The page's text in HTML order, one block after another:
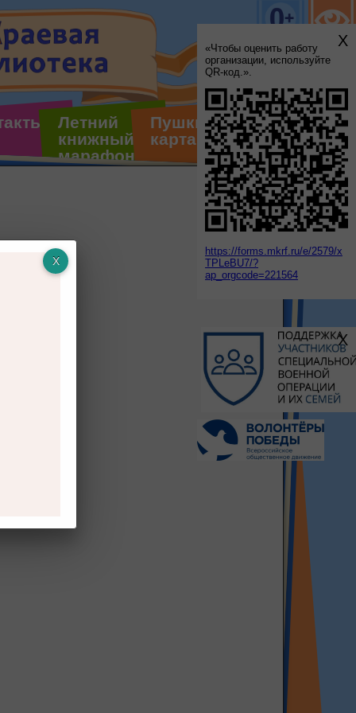
«Чтобы оценить работу
организации, используйте
QR-код.».
X
https://forms.mkrf.ru/e/2579/x
TPLeBU7/?
ap_orgcode=221564
X
Летний
книжный
марафон
Пушкинская
карта